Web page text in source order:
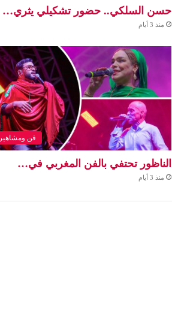
حسن السلكي.. حضور تشكيلي يثري…
منذ 3 أيام
فن ومشاهير
الناظور تحتفي بالفن المغربي في…
منذ 3 أيام